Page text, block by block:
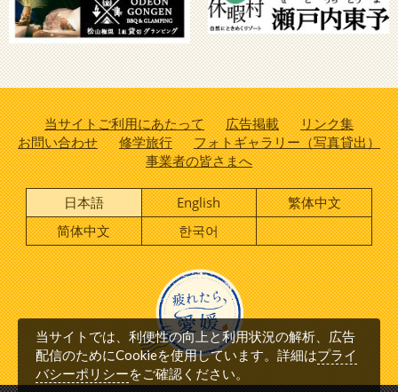
当サイトご利用にあたって 広告掲載
リンク集
お問い合わせ
修学旅行
フォトギャラリー（写真貸出）
事業者の皆さまへ
日本語 English
繁体中文
简体中文
한국어
当サイトでは、利便性の向上と利用状況の解析、広告
配信のためにCookieを使用しています。詳細はプライ
バシーポリシーをご確認ください。